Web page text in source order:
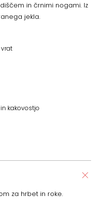
in črnimi nogami. Iz
jekla.
kakovostjo
za hrbet in roke.